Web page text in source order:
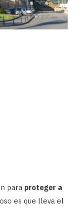
para proteger a
es que lleva el